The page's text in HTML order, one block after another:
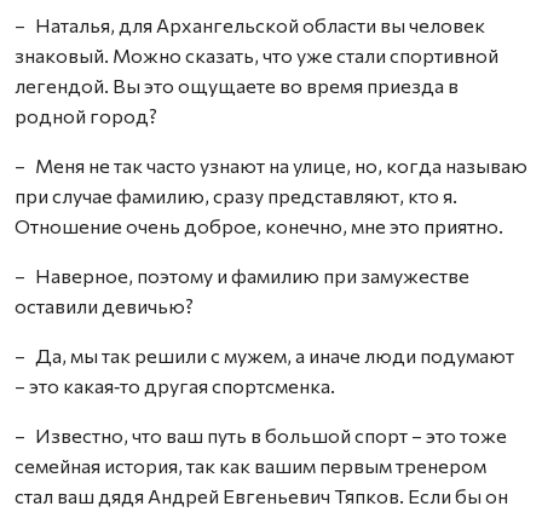
– Наталья, для Архангельской области вы человек
знаковый. Можно сказать, что уже стали спортивной
легендой. Вы это ощущаете во время приезда в
родной город?
– Меня не так часто узнают на улице, но, когда называю
при случае фамилию, сразу представляют, кто я.
Отношение очень доброе, конечно, мне это приятно.
– Наверное, поэтому и фамилию при замужестве
оставили девичью?
– Да, мы так решили с мужем, а иначе люди подумают
– это какая‑то другая спортсменка.
– Известно, что ваш путь в большой спорт – это тоже
семейная история, так как вашим первым тренером
стал ваш дядя Андрей Евгеньевич Тяпков. Если бы он